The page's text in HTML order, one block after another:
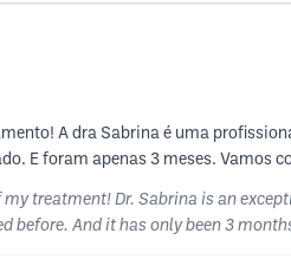
A dra Sabrina é uma
E foram apenas 3 meses. Vamos
treatment! Dr. Sabrina is an
before. And it has only been 3